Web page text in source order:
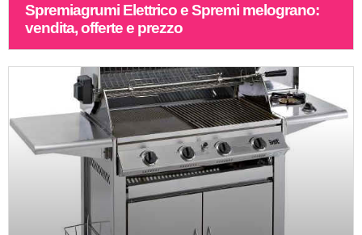
Spremiagrumi Elettrico e Spremi melograno:
vendita, offerte e prezzo